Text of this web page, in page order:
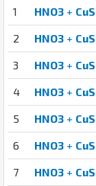
1 HNO3 + CuS
2 HNO3 + CuS
3 HNO3 + CuS
4 HNO3 + CuS
5 HNO3 + CuS
6 HNO3 + CuS
7 HNO3 + CuS